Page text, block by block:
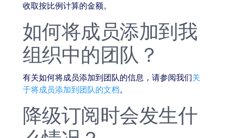
收取按比例计算的金额。
如何将成员添加到我
组织中的团队？
有关如何将成员添加到团队的信息，请参阅我们关
于将成员添加到团队的文档。
降级订阅时会发生什